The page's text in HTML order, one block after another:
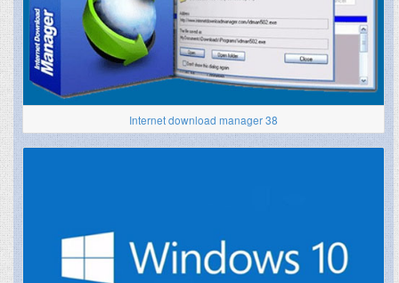
Internet download manager 38